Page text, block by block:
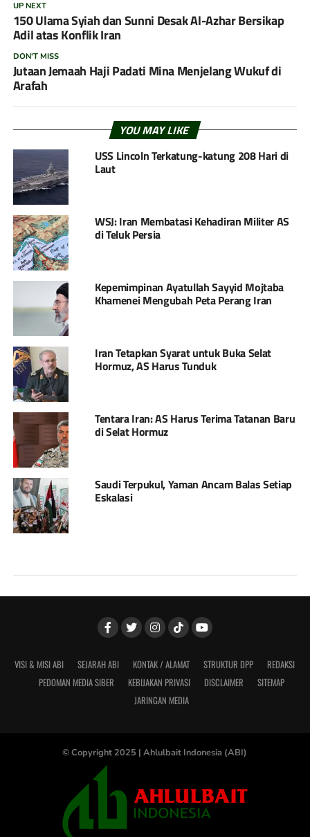
UP NEXT
150 Ulama Syiah dan Sunni Desak Al-Azhar Bersikap
Adil atas Konflik Iran
DON'T MISS
Jutaan Jemaah Haji Padati Mina Menjelang Wukuf di
Arafah
YOU MAY LIKE
USS Lincoln Terkatung-katung 208 Hari di
Laut
WSJ: Iran Membatasi Kehadiran Militer AS
di Teluk Persia
Kepemimpinan Ayatullah Sayyid Mojtaba
Khamenei Mengubah Peta Perang Iran
Iran Tetapkan Syarat untuk Buka Selat
Hormuz, AS Harus Tunduk
Tentara Iran: AS Harus Terima Tatanan Baru
di Selat Hormuz
Saudi Terpukul, Yaman Ancam Balas Setiap
Eskalasi
VISI & MISI ABI SEJARAH ABI KONTAK / ALAMAT STRUKTUR DPP
REDAKSI
PEDOMAN MEDIA SIBER
KEBIJAKAN PRIVASI DISCLAIMER
SITEMAP
JARINGAN MEDIA
© Copyright 2025 | Ahlulbait Indonesia (ABI)